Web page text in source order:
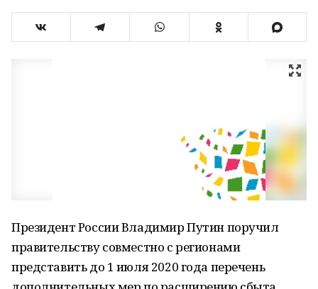
Президент России Владимир Путин поручил
правительству совместно с регионами
представить до 1 июля 2020 года перечень